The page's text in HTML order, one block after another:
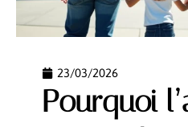
23/03/2026
Pourquoi